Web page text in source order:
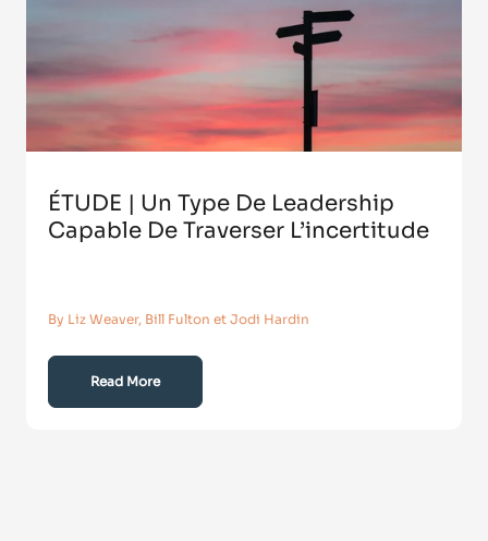
ÉTUDE | Un Type De Leadership
Capable De Traverser L’incertitude
By Liz Weaver, Bill Fulton et Jodi Hardin
Read More